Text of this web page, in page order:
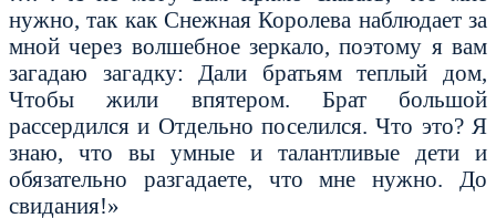
нужно, так как Снежная Королева наблюдает за
мной через волшебное зеркало, поэтому я вам
загадаю загадку: Дали братьям теплый дом,
Чтобы жили впятером. Брат большой
рассердился и Отдельно поселился. Что это? Я
знаю, что вы умные и талантливые дети и
обязательно разгадаете, что мне нужно. До
свидания!»